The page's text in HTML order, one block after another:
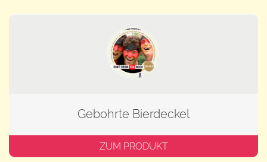
Gebohrte Bierdeckel
ZUM PRODUKT